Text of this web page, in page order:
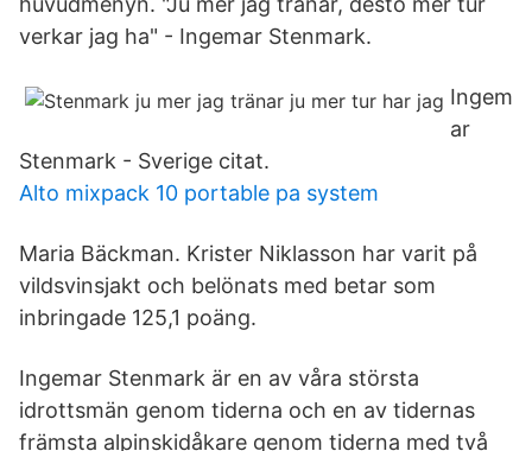
verkar jag ha" - Ingemar Stenmark.
Ingem
ar
Stenmark - Sverige citat.
Alto mixpack 10 portable pa system
Maria Bäckman. Krister Niklasson har varit på
vildsvinsjakt och belönats med betar som
inbringade 125,1 poäng.
Ingemar Stenmark är en av våra största
idrottsmän genom tiderna och en av tidernas
främsta alpinskidåkare genom tiderna med två